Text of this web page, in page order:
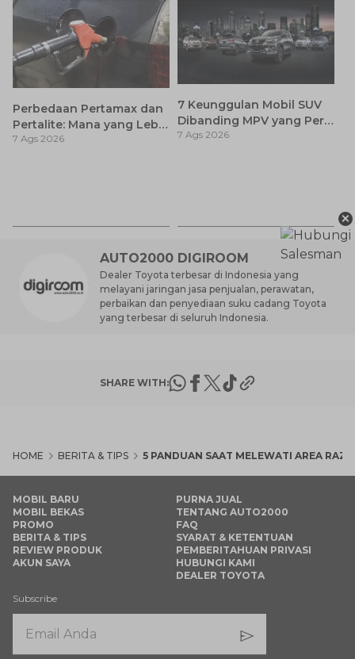
Perbedaan Pertamax dan
Pertalite: Mana yang Lebih
Baik untuk Mobil Toyota
7 Ags 2026
7 Keunggulan Mobil SUV
Dibanding MPV yang Perlu
Anda Ketahui
7 Ags 2026
AUTO2000 DIGIROOM
Dealer Toyota terbesar di Indonesia yang
melayani jaringan jasa penjualan, perawatan,
perbaikan dan penyediaan suku cadang Toyota
yang terbesar di seluruh Indonesia.
SHARE WITH:
HOME BERITA & TIPS 5 PANDUAN SAAT MELEWATI AREA
×
MOBIL BARU
MOBIL BEKAS
PROMO
BERITA & TIPS
REVIEW PRODUK
AKUN SAYA
PURNA JUAL
TENTANG AUTO2000
FAQ
SYARAT & KETENTUAN
PEMBERITAHUAN PRIVASI
HUBUNGI KAMI
DEALER TOYOTA
Subscribe